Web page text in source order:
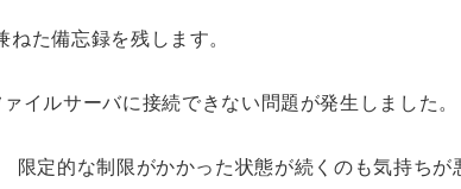
た備忘録を残します。
イルサーバに接続できない問題が発生しました。
限定的な制限がかかった状態が続くのも気持ちが